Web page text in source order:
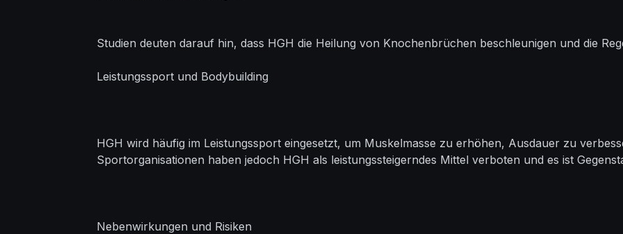
Studien deuten darauf hin, dass HGH die Heilung von Knochenbrüchen beschleunigen und die
Leistungssport und Bodybuilding
HGH wird häufig im Leistungssport eingesetzt, um Muskelmasse zu erhöhen, Ausdauer zu
Sportorganisationen haben jedoch HGH als leistungssteigerndes Mittel verboten und es ist
Nebenwirkungen und Risiken